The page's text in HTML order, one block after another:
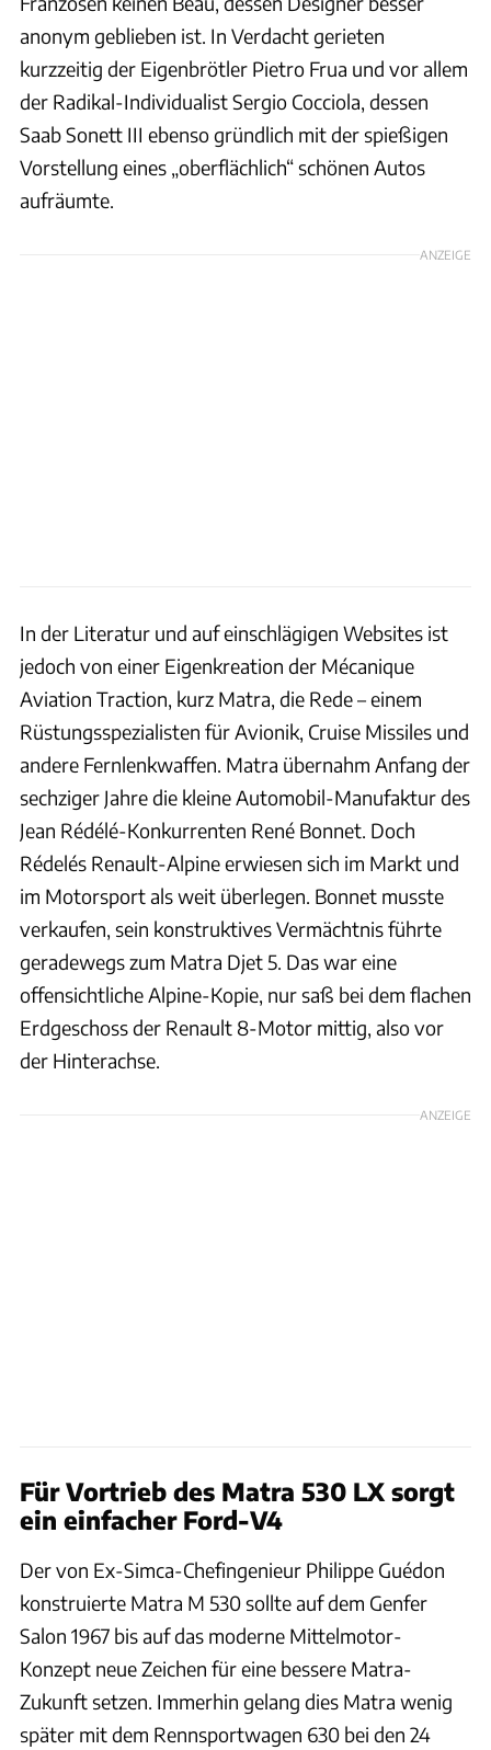
anonym geblieben ist. In Verdacht gerieten
kurzzeitig der Eigenbrötler Pietro Frua und vor allem
der Radikal-Individualist Sergio Cocciola, dessen
Saab Sonett III ebenso gründlich mit der spießigen
Vorstellung eines „oberflächlich“ schönen Autos
aufräumte.
ANZEIGE
In der Literatur und auf einschlägigen Websites ist
jedoch von einer Eigenkreation der Mécanique
Aviation Traction, kurz Matra, die Rede – einem
Rüstungsspezialisten für Avionik, Cruise Missiles und
andere Fernlenkwaffen. Matra übernahm Anfang der
sechziger Jahre die kleine Automobil-Manufaktur des
Jean Rédélé-Konkurrenten René Bonnet. Doch
Rédelés Renault-Alpine erwiesen sich im Markt und
im Motorsport als weit überlegen. Bonnet musste
verkaufen, sein konstruktives Vermächtnis führte
geradewegs zum Matra Djet 5. Das war eine
offensichtliche Alpine-Kopie, nur saß bei dem flachen
Erdgeschoss der Renault 8-Motor mittig, also vor
der Hinterachse.
ANZEIGE
Für Vortrieb des Matra 530 LX sorgt
ein einfacher Ford-V4
Der von Ex-Simca-Chefingenieur Philippe Guédon
konstruierte Matra M 530 sollte auf dem Genfer
Salon 1967 bis auf das moderne Mittelmotor-
Konzept neue Zeichen für eine bessere Matra-
Zukunft setzen. Immerhin gelang dies Matra wenig
später mit dem Rennsportwagen 630 bei den 24